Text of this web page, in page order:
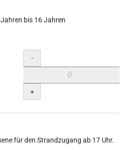
bis 16 Jahren
Menge
-
+
für den Strandzugang ab 17 Uhr.